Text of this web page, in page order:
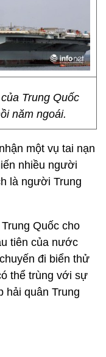
Trung Quốc
năm ngoái.
một vụ tai nạn
nhiều người
là người Trung
Quốc cho
tiên của nước
đi biển thử
thể trùng với sự
hải quân Trung